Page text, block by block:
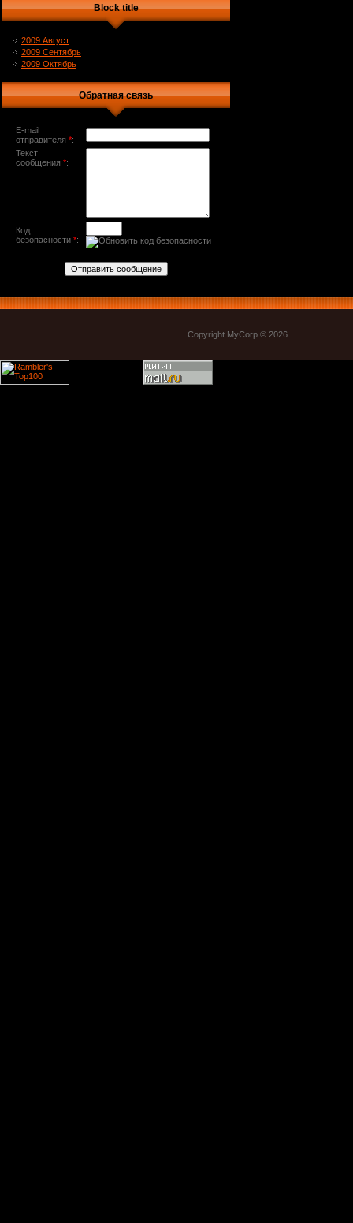
Block title
2009 Август
2009 Сентябрь
2009 Октябрь
Обратная связь
E-mail
отправителя *:
Текст
сообщения *:
Код
безопасности *:
Copyright MyCorp © 2026